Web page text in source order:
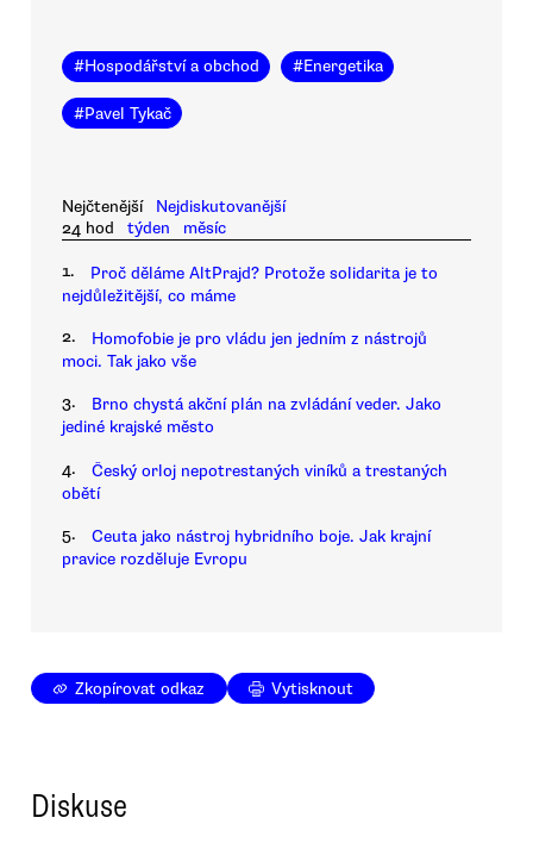
#Hospodářství a obchod #Energetika
#Pavel Tykač
Nejčtenější
Nejdiskutovanější
24 hod
týden měsíc
1.
Proč děláme AltPrajd? Protože solidarita je to
nejdůležitější, co máme
2.
Homofobie je pro vládu jen jedním z nástrojů
moci. Tak jako vše
3.
Brno chystá akční plán na zvládání veder. Jako
jediné krajské město
4.
Český orloj nepotrestaných viníků a trestaných
obětí
5.
Ceuta jako nástroj hybridního boje. Jak krajní
pravice rozděluje Evropu
Zkopírovat odkaz Vytisknout
Diskuse